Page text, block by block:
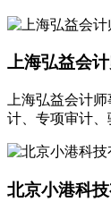
上海弘益会
上海弘益会计
计、专项审计、
北京小港科